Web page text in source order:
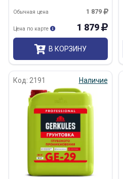
1 879
Обычная цена
1 879
Цена по карте
В КОРЗИНУ
Код: 2191 Наличие